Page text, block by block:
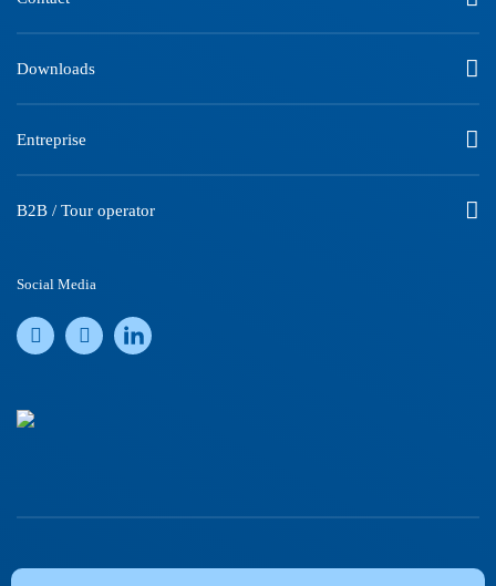
Downloads
Entreprise
B2B / Tour operator
Social Media